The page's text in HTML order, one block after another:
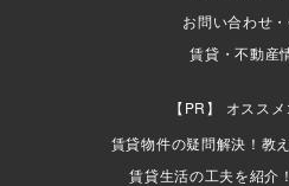
お問い合わせ
賃貸・不動産
オスス
賃貸物件の疑問解決！教
賃貸生活の工夫を紹介